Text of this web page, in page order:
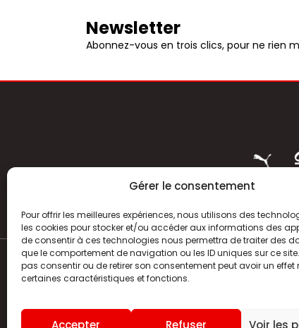
Gérer le consentement
Pour offrir les meilleures expériences, nous utilisons des
les cookies pour stocker et/ou accéder aux informations des
de consentir à ces technologies nous permettra de traiter des
que le comportement de navigation ou les ID uniques sur ce
pas consentir ou de retirer son consentement peut avoir un effet
certaines caractéristiques et fonctions.
Accepter Refuser Voir les
Newsletter
Abonnez-vous en trois clics, pour ne rien
HISTOIRE